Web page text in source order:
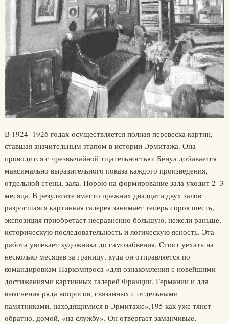
В 1924–1926 годах осуществляется полная перевеска картин,
ставшая значительным этапом в истории Эрмитажа. Она
проводится с чрезвычайной тщательностью: Бенуа добивается
максимально выразительного показа каждого произведения,
отдельной стены, зала. Порою на формирование зала уходит 2–3
месяца. В результате вместо прежних двадцати двух залов
разросшаяся картинная галерея занимает теперь сорок шесть,
экспозиция приобретает несравненно большую, нежели раньше,
историческую последовательность и логическую ясность. Эта
работа увлекает художника до самозабвения. Стоит уехать на
несколько месяцев за границу, куда он отправляется по
командировкам Наркомпроса «для ознакомления с новейшими
достижениями картинных галерей Франции, Германии и для
выяснения ряда вопросов, связанных с отдельными
памятниками, находящимися в Эрмитаже»,195 как уже тянет
обратно, домой, «на службу». Он отвергает заманчивые,